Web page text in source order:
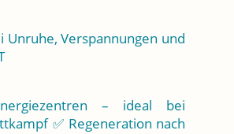
Verspannungen und
– ideal bei
✅ Regeneration nach